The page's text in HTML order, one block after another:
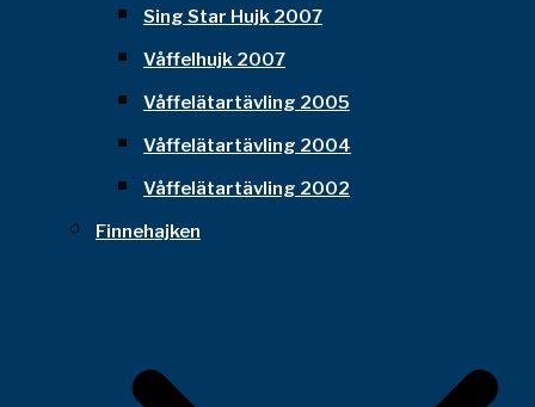
Sing Star Hujk 2007
Våffelhujk 2007
Våffelätartävling 2005
Våffelätartävling 2004
Våffelätartävling 2002
Finnehajken